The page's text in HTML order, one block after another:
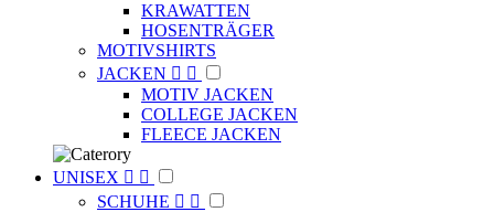
KRAWATTEN
HOSENTRÄGER
MOTIVSHIRTS
JACKEN  
MOTIV JACKEN
COLLEGE JACKEN
FLEECE JACKEN
UNISEX  
SCHUHE  